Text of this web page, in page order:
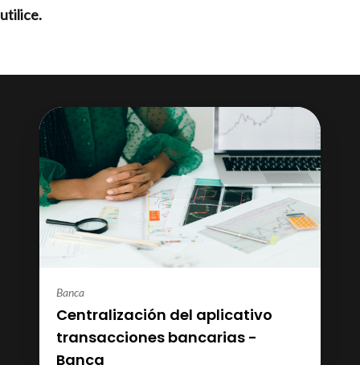
utilice.
Banca
Centralización del aplicativo
transacciones bancarias -
Banca